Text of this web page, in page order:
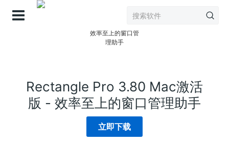
Rectangle Pro 3.80 Mac激活
版 - 效率至上的窗口管理助手
立即下载